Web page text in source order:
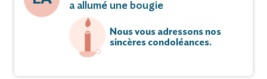
a allumé une bougie
Nous vous adressons nos
sincères condoléances.